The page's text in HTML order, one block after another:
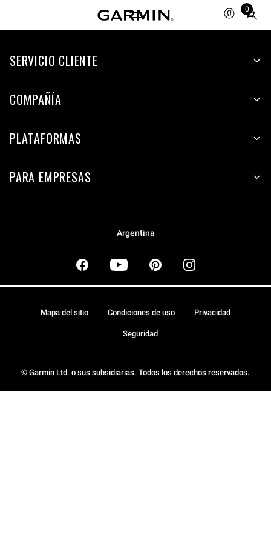
0
Total
items
cart:
SERVICIO CLIENTE
COMPAÑÍA
PLATAFORMAS
PARA EMPRESAS
Argentina
© Garmin Ltd. o sus subsidiarias. Todos los derechos reservados.
Mapa del sitio Condiciones de uso Privacidad
Seguridad